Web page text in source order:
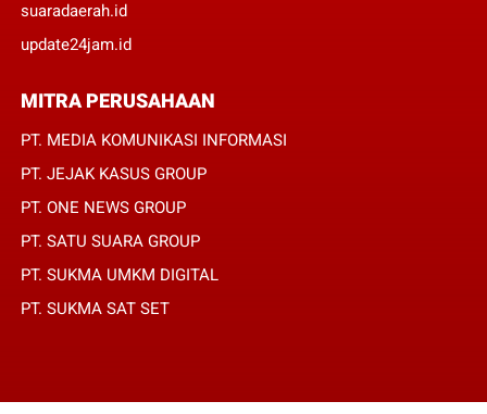
suaradaerah.id
update24jam.id
MITRA PERUSAHAAN
PT. MEDIA KOMUNIKASI INFORMASI
PT. JEJAK KASUS GROUP
PT. ONE NEWS GROUP
PT. SATU SUARA GROUP
PT. SUKMA UMKM DIGITAL
PT. SUKMA SAT SET